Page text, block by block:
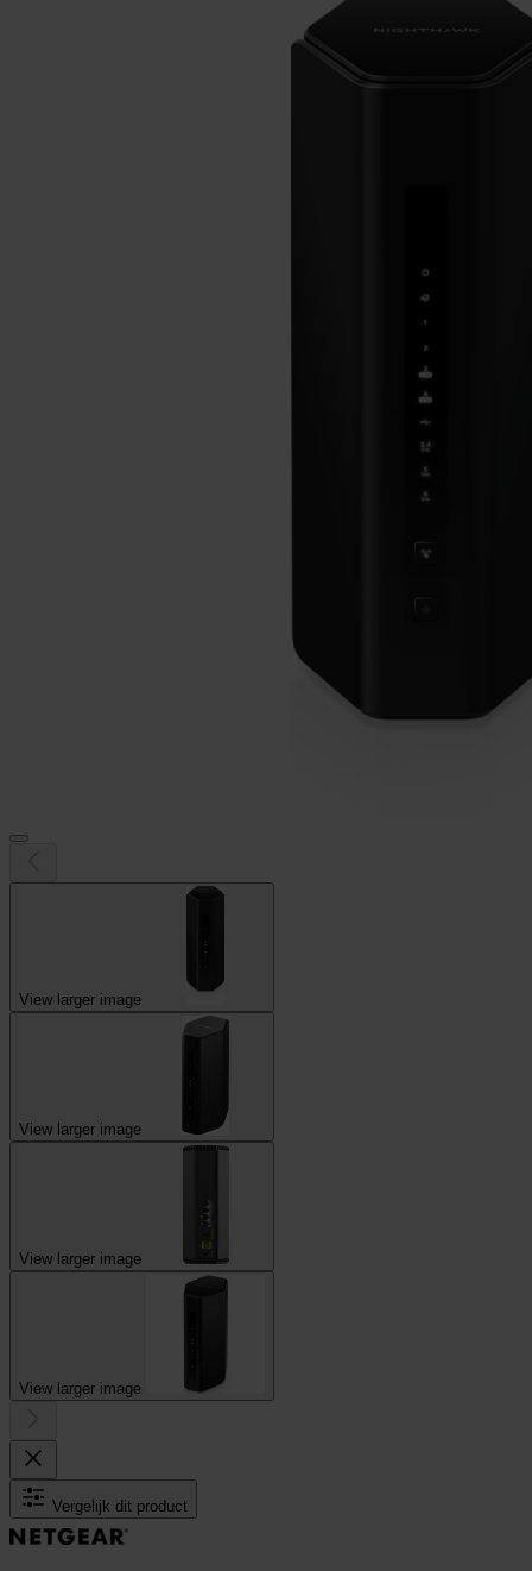
View larger image
View larger image
View larger image
View larger image
Vergelijk dit product